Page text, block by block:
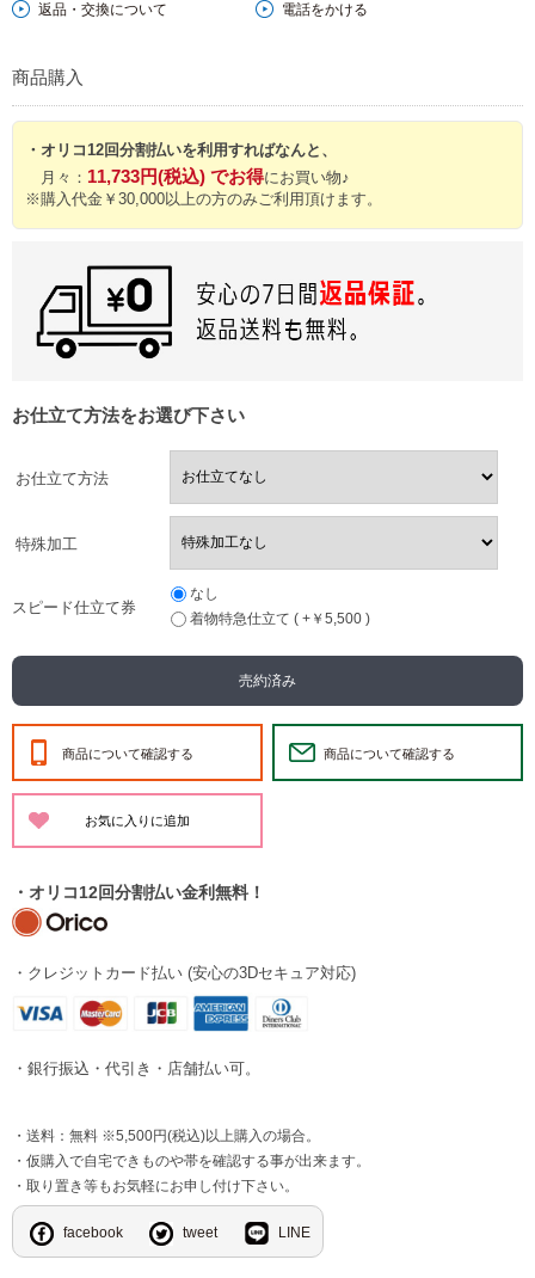
返品・交換について
電話をかける
商品購入
・オリコ12回分割払いを利用すればなんと、
月々： 11,733円(税込) でお得にお買い物♪
※購入代金￥30,000以上の方のみご利用頂けます。
お仕立て方法をお選び下さい
お仕立て方法
特殊加工
スピード仕立て券
なし
着物特急仕立て ( +￥5,500 )
売約済み
商品について確認する 商品について確認する
・オリコ12回分割払い金利無料！
・クレジットカード払い (安心の3Dセキュア対応)
・銀行振込・代引き・店舗払い可。
・送料：無料 ※5,500円(税込)以上購入の場合。
・仮購入で自宅できものや帯を確認する事が出来ます。
・取り置き等もお気軽にお申し付け下さい。
facebook tweet LINE